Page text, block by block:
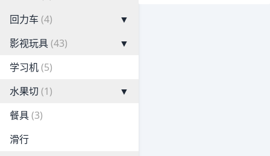
回力车 (4)
▼
影视玩具(43)
▼
学习机(5)
水果切 (1)
▼
餐具(3)
滑行